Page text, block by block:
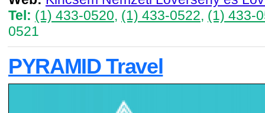
Tel: (1) 433-0520, (1) 433-0522, (1) 433-
0521
PYRAMID Travel